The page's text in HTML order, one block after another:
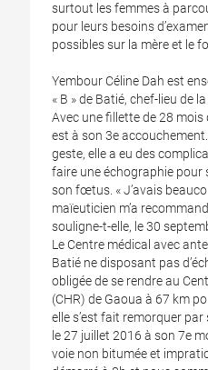
surtout les femmes à
pour leurs besoins
possibles sur la mère et le
Yembour Céline Dah est
« B » de Batié, chef-lieu de
Avec une fillette de 28 mois
est à son 3e
geste, elle a eu des
faire une échographie pour
son fœtus. « J’avais
maïeuticien m’a
souligne-t-elle, le 30
Le Centre médical avec
Batié ne disposant pas
obligée de se rendre au
(CHR) de Gaoua à 67 km
elle s’est fait remorquer
le 27 juillet 2016 à son 7e
voie non bitumée et